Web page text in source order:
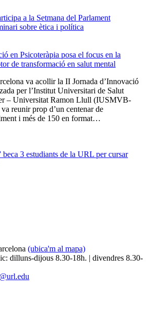
a la Setmana del Parlament
sobre ètica i política
en Psicoteràpia posa el focus en la
de transformació en salut mental
va acollir la II Jornada d’Innovació
per l’Institut Universitari de Salut
– Universitat Ramon Llull (IUSMVB-
reunir prop d’un centenar de
i més de 150 en format…
3 estudiants de la URL per cursar
(ubica'm al mapa)
dilluns-dijous 8.30-18h. | divendres 8.30-